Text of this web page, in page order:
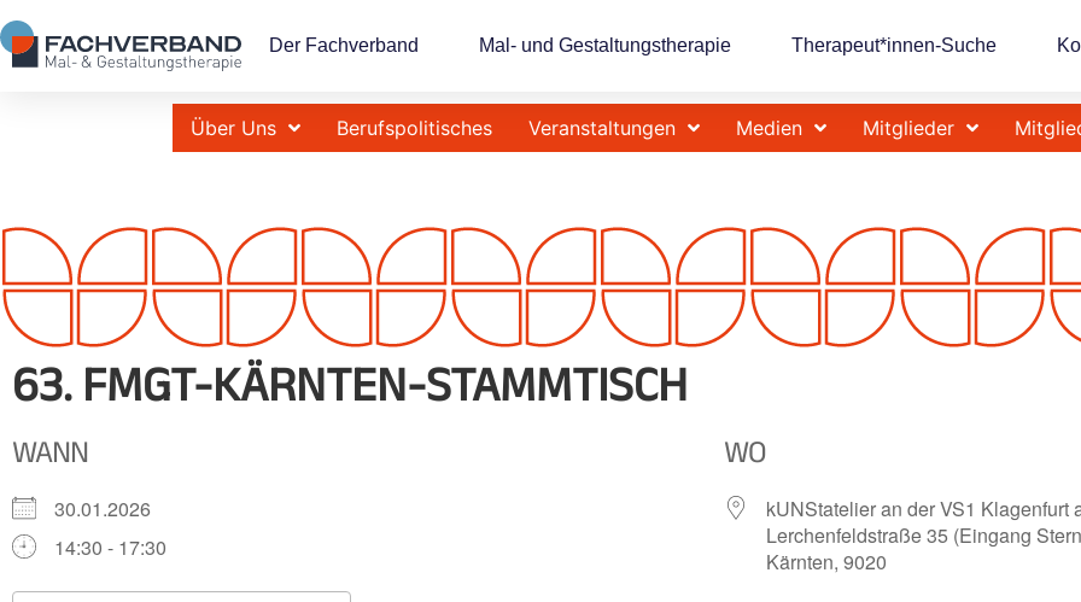
Der Fachverband Mal- und Gestaltungstherapie Therapeut*innen-Suche
Über Uns Berufspolitisches Veranstaltungen Medien Mitglieder
63. FMGT-KÄRNTEN-STAMMTISCH
WANN
30.01.2026
14:30 - 17:30
WO
kUNStatelier an der VS1 Klagenfurt
Lerchenfeldstraße 35 (Eingang
Kärnten, 9020